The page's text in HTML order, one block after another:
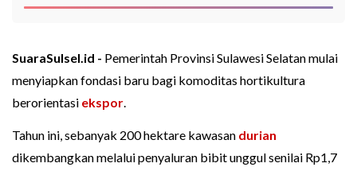
SuaraSulsel.id - Pemerintah Provinsi Sulawesi Selatan mulai
menyiapkan fondasi baru bagi komoditas hortikultura
berorientasi ekspor.
Tahun ini, sebanyak 200 hektare kawasan durian
dikembangkan melalui penyaluran bibit unggul senilai Rp1,7